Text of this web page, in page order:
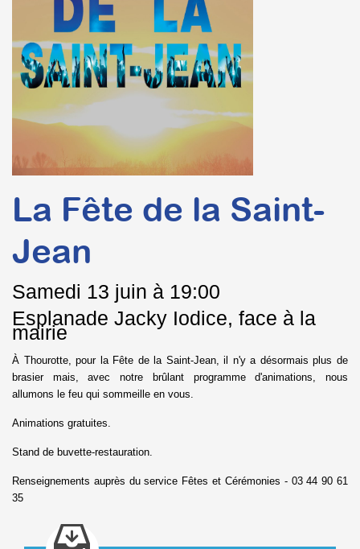
La Fête de la Saint-
Jean
Samedi 13 juin à 19:00
Esplanade Jacky Iodice, face à la
mairie
À Thourotte, pour la Fête de la Saint-Jean, il n'y a désormais plus de
brasier mais, avec notre brûlant programme d'animations, nous
allumons le feu qui sommeille en vous.
Animations gratuites.
Stand de buvette-restauration.
Renseignements auprès du service Fêtes et Cérémonies - 03 44 90 61
35